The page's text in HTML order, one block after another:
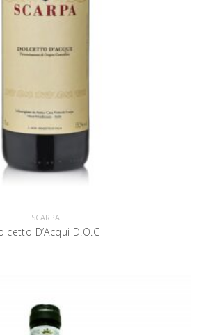
SCARPA
D’Acqui D.O.C